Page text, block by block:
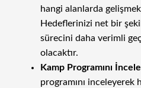
hangi alanlarda
Hedeflerinizi net bir
sürecini daha verimli
olacaktır.
Kamp Programını
programını inceleyerek